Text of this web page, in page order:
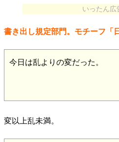
いったん広
書き出し規定部門。モチーフ「
今日は乱よりの変だった。
変以上乱未満。